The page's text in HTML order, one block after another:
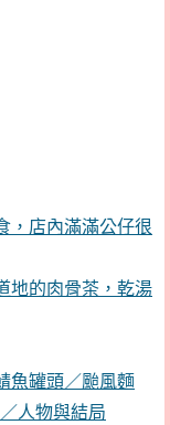
，店內滿滿公仔很
地的肉骨茶，乾湯
魚罐頭／颱風麵
人物與結局